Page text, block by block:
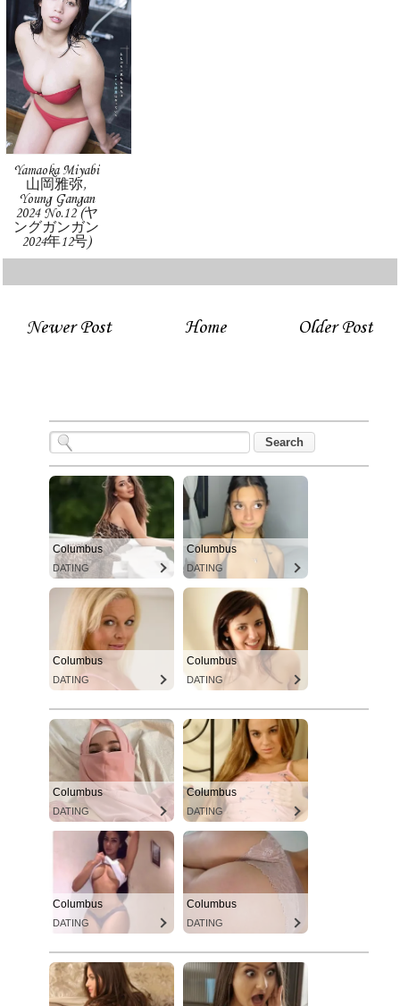
Yamaoka Miyabi
山岡雅弥,
Young Gangan
2024 No.12 (ヤ
ングガンガン
2024年12号)
Newer Post Older Post
Home
Columbus
DATING
Columbus
DATING
Columbus
DATING
Columbus
DATING
Columbus
DATING
Columbus
DATING
Columbus
DATING
Columbus
DATING